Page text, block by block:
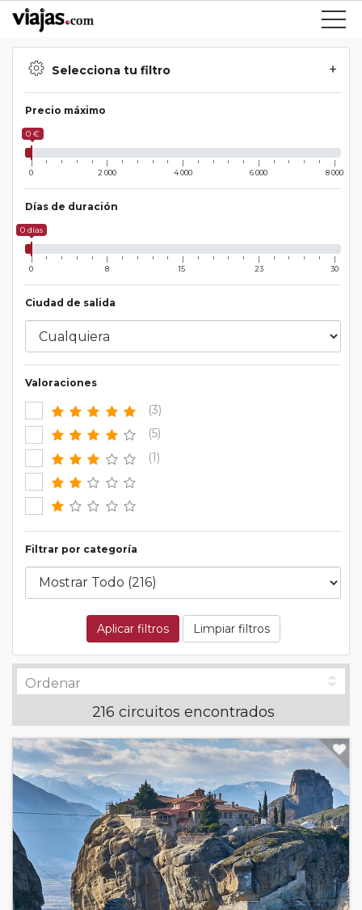
Selecciona tu filtro
Precio máximo
0 €
0 2 000 4 000 6 000 8 000
Días de duración
0 días
0 8 15 23 30
Ciudad de salida
Valoraciones
(3)
(5)
(1)
Filtrar por categoría
Aplicar filtros Limpiar filtros
216 circuitos encontrados